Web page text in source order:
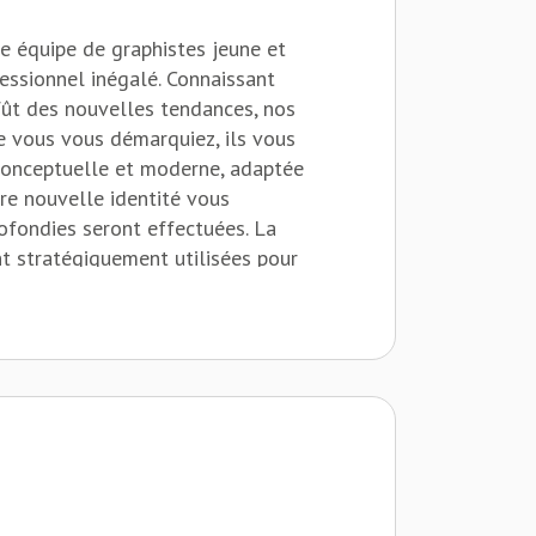
équipe de graphistes jeune et
inégalé. Connaissant
des nouvelles tendances, nos
vous démarquiez, ils vous
et moderne, adaptée
nouvelle identité vous
seront effectuées. La
stratégiquement utilisées pour